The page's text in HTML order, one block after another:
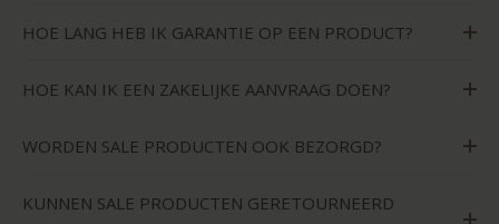
HOE LANG HEB IK GARANTIE OP EEN PRODUCT?
HOE KAN IK EEN ZAKELIJKE AANVRAAG DOEN?
WORDEN SALE PRODUCTEN OOK BEZORGD?
KUNNEN SALE PRODUCTEN GERETOURNEERD